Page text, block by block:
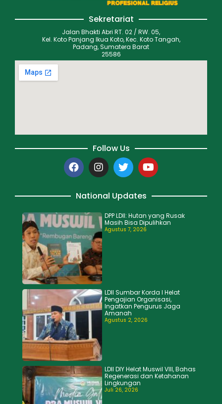
Sekretariat
Jalan Bhakti Abri RT. 02 / RW. 05,
Kel. Koto Panjang Ikua Koto, Kec. Koto Tangah,
Padang, Sumatera Barat
25586
Follow Us
National Updates
DPP LDII: Hutan yang Rusak
Masih Bisa Dipulihkan
Agustus 7, 2026
LDII Sumbar Korda I Helat
Pengajian Organisasi,
Ingatkan Pengurus Jaga
Amanah
Agustus 2, 2026
LDII DIY Helat Muswil VIII, Bahas
Regenerasi dan Ketahanan
Lingkungan
Juli 26, 2026